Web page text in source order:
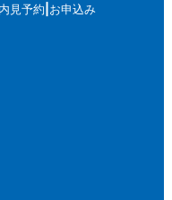
見予約 お申込み